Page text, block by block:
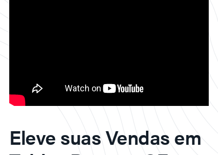
Eleve suas Vendas em